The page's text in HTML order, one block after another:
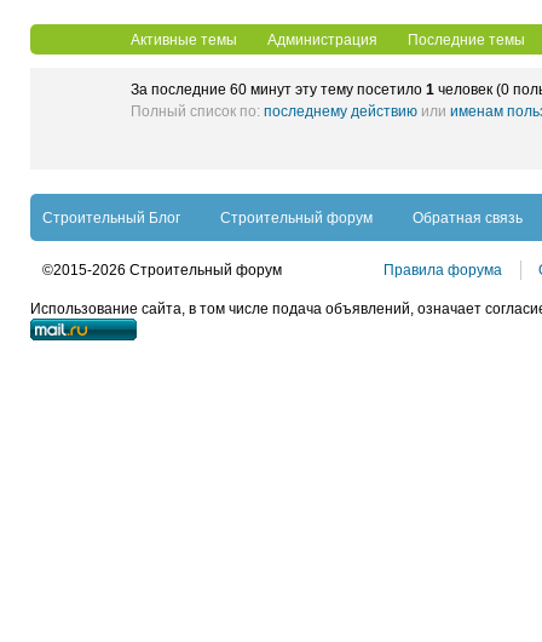
Активные темы Администрация Последние темы
За последние 60 минут эту тему посетило 1 человек (0
Полный список по: последнему действию или именам
Строительный Блог Строительный форум Обратная связь
©2015-2026 Строительный форум Правила форума
Использование сайта, в том числе подача объявлений, означает